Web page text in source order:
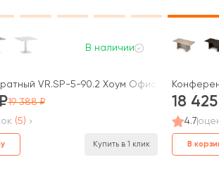
В наличии
VR.SP-5-90.2 Хоум Офис / Home
19 388
(5)
Купить в 1 клик
18 425
4.7
В